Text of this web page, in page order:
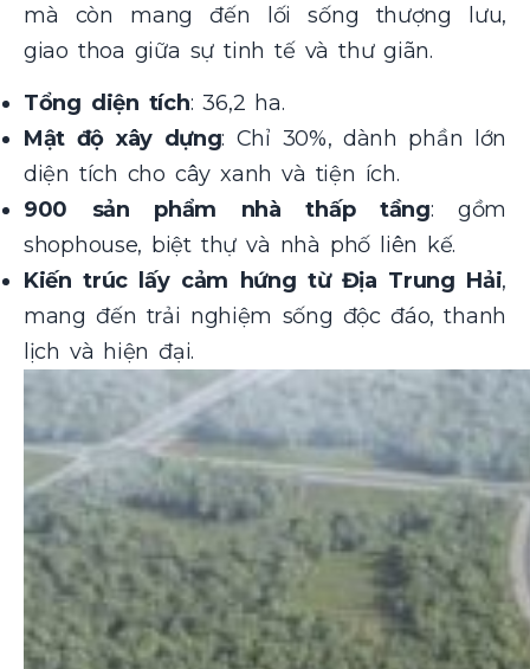
mà còn mang đến lối sống thượng lưu,
giao thoa giữa sự tinh tế và thư giãn.
Tổng diện tích: 36,2 ha.
Mật độ xây dựng: Chỉ 30%, dành phần lớn
diện tích cho cây xanh và tiện ích.
900 sản phẩm nhà thấp tầng: gồm
shophouse, biệt thự và nhà phố liên kế.
Kiến trúc lấy cảm hứng từ Địa Trung Hải,
mang đến trải nghiệm sống độc đáo, thanh
lịch và hiện đại.